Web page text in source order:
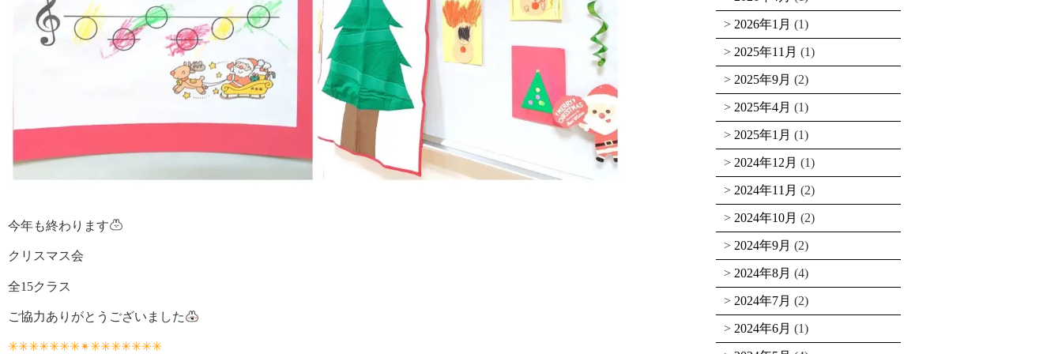
今年も終わります
クリスマス会
全15クラス
ご協力ありがとうございました
✳✳✳✳✳✳✳✴✳✳✳✳✳✳✳
2026年1月 (1)
2025年11月 (1)
2025年9月 (2)
2025年4月 (1)
2025年1月 (1)
2024年12月 (1)
2024年11月 (2)
2024年10月 (2)
2024年9月 (2)
2024年8月 (4)
2024年7月 (2)
2024年6月 (1)